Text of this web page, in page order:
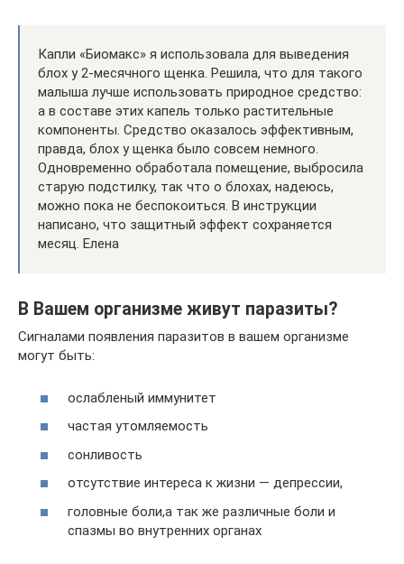
Капли «Биомакс» я использовала для выведения
блох у 2-месячного щенка. Решила, что для такого
малыша лучше использовать природное средство:
а в составе этих капель только растительные
компоненты. Средство оказалось эффективным,
правда, блох у щенка было совсем немного.
Одновременно обработала помещение, выбросила
старую подстилку, так что о блохах, надеюсь,
можно пока не беспокоиться. В инструкции
написано, что защитный эффект сохраняется
месяц. Елена
В Вашем организме живут паразиты?
Сигналами появления паразитов в вашем организме
могут быть:
ослабленый иммунитет
частая утомляемость
сонливость
отсутствие интереса к жизни — депрессии,
головные боли,а так же различные боли и
спазмы во внутренних органах